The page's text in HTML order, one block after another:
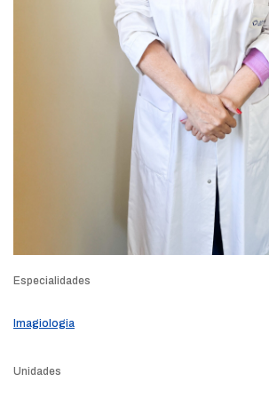
Especialidades
Imagiologia
Unidades